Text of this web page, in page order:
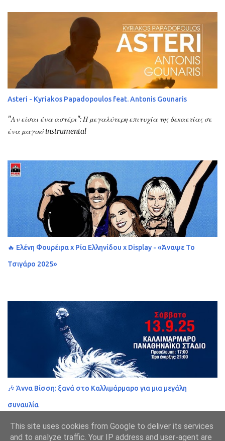
Asteri - Kyriakos Papadopoulos feat. Antonis Gounaris
"Αν είσαι ένα αστέρι": Η μεγαλύτερη επιτυχία της δεκαετίας σε
ένα μαγικό instrumental
🔥 Ελένη Φουρέιρα x Ρία Ελληνίδου x Display - «Άναψε Το
Τσιγάρο 2025»
🎶 Άννα Βίσση: ξανά στο Καλλιμάρμαρο για μια μεγάλη
συναυλία
This site uses cookies from Google to deliver its services
and to analyze traffic. Your IP address and user-agent are